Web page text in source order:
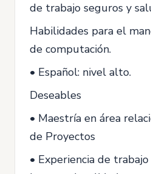
de trabajo seguros y
Habilidades para el
de computación.
• Español: nivel alto.
Deseables
• Maestría en área
de Proyectos
• Experiencia de trabajo